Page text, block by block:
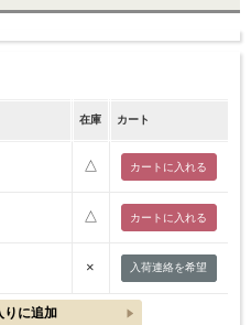
在庫 カート
△
△
× 入荷連絡を希望